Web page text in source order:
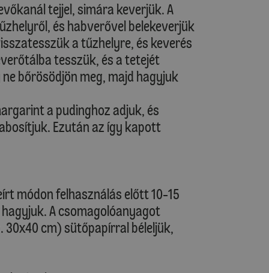
tejjel, simára keverjük. A
és habverővel belekeverjük
a tűzhelyre, és keverés
tesszük, és a tetejét
bőrösödjön meg, majd hagyjuk
a pudinghoz adjuk, és
Ezután az így kapott
módon felhasználás előtt 10-15
A csomagolóanyagot
cm) sütőpapírral béleljük,